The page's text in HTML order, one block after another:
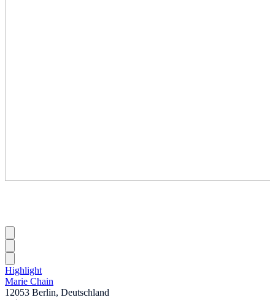
Highlight
Marie Chain
12053 Berlin, Deutschland